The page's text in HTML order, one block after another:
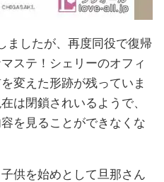
ましたが、再度同役で復帰
ステ！シェリーのオフィ
変えた形跡が残っていま
は閉鎖されいるようで、
を見ることができなくな
供を始めとして旦那さん